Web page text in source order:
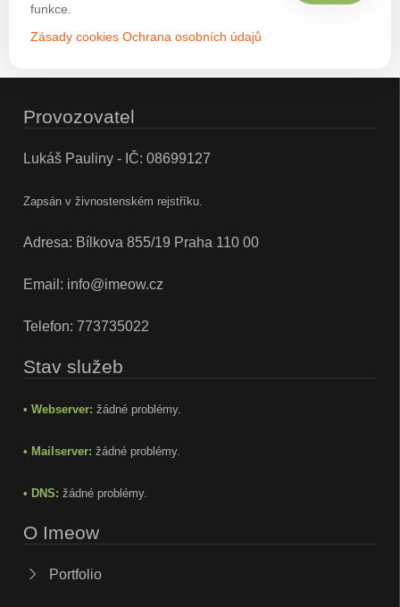
funkce.
Zásady cookies Ochrana osobních údajů
Provozovatel
Lukáš Pauliny - IČ: 08699127
Zapsán v živnostenském rejstříku.
Adresa: Bílkova 855/19 Praha 110 00
Email: info@imeow.cz
Telefon: 773735022
Stav služeb
• Webserver: žádné problémy.
• Mailserver: žádné problémy.
• DNS: žádné problémy.
O Imeow
Portfolio